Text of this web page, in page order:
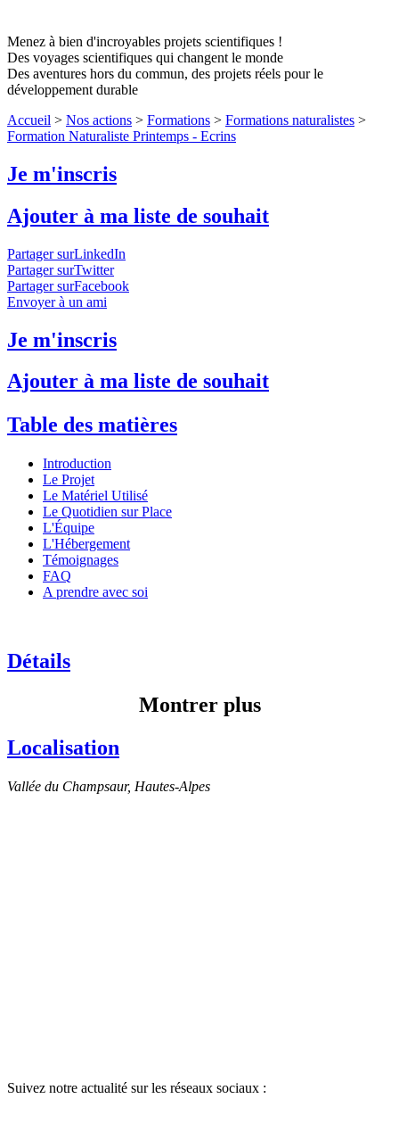
Menez à bien d'incroyables projets scientifiques !
Des voyages scientifiques qui changent le monde
Des aventures hors du commun, des projets réels pour le
développement durable
Accueil > Nos actions > Formations > Formations naturalistes >
Formation Naturaliste Printemps - Ecrins
Je m'inscris
Ajouter à ma liste de souhait
Partager surLinkedIn
Partager surTwitter
Partager surFacebook
Envoyer à un ami
Je m'inscris
Ajouter à ma liste de souhait
Table des matières
Introduction
Le Projet
Le Matériel Utilisé
Le Quotidien sur Place
L'Équipe
L'Hébergement
Témoignages
FAQ
A prendre avec soi
Détails
Montrer plus
Localisation
Vallée du Champsaur, Hautes-Alpes
Suivez notre actualité sur les réseaux sociaux :